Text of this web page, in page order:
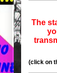
The
(click on